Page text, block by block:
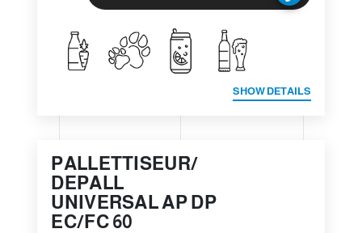
SHOW DETAILS
PALLETTISEUR/
DEPALL
UNIVERSAL AP DP
EC/FC 60